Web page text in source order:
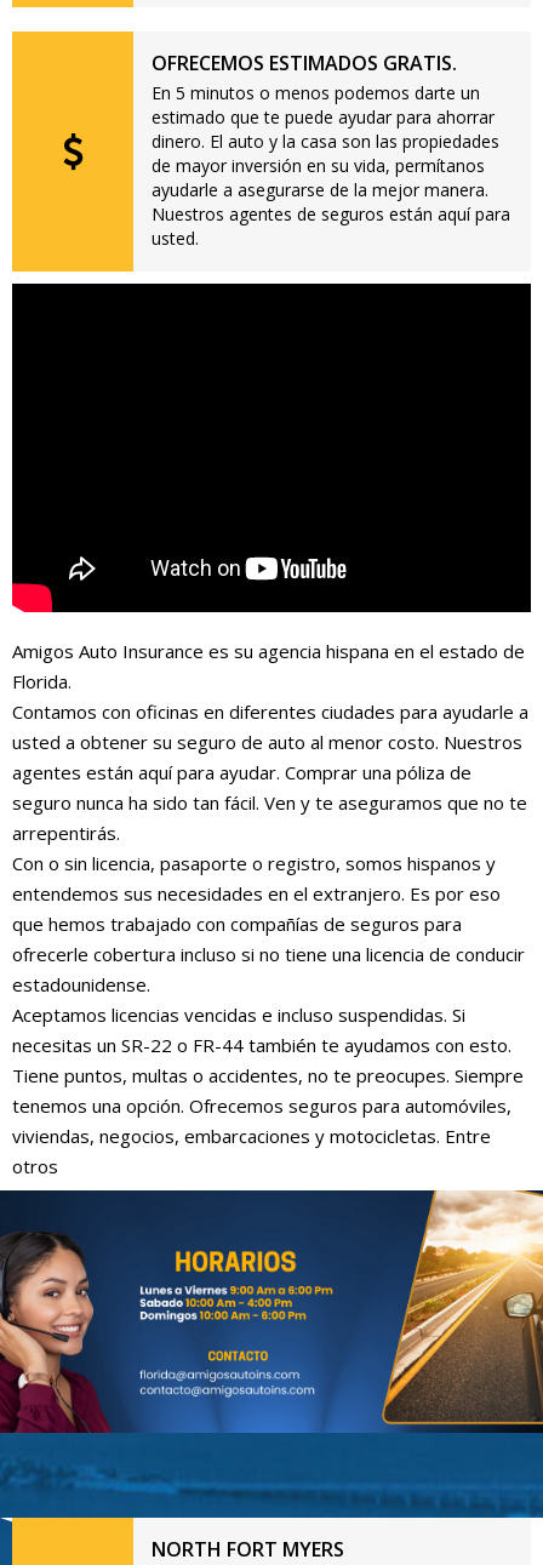
OFRECEMOS ESTIMADOS GRATIS.
En 5 minutos o menos podemos darte un
estimado que te puede ayudar para ahorrar
dinero. El auto y la casa son las propiedades
de mayor inversión en su vida, permítanos
ayudarle a asegurarse de la mejor manera.
Nuestros agentes de seguros están aquí para
usted.
Amigos Auto Insurance es su agencia hispana en el estado de
Florida.
Contamos con oficinas en diferentes ciudades para ayudarle a
usted a obtener su seguro de auto al menor costo. Nuestros
agentes están aquí para ayudar. Comprar una póliza de
seguro nunca ha sido tan fácil. Ven y te aseguramos que no te
arrepentirás.
Con o sin licencia, pasaporte o registro, somos hispanos y
entendemos sus necesidades en el extranjero. Es por eso
que hemos trabajado con compañías de seguros para
ofrecerle cobertura incluso si no tiene una licencia de conducir
estadounidense.
Aceptamos licencias vencidas e incluso suspendidas. Si
necesitas un SR-22 o FR-44 también te ayudamos con esto.
Tiene puntos, multas o accidentes, no te preocupes. Siempre
tenemos una opción. Ofrecemos seguros para automóviles,
viviendas, negocios, embarcaciones y motocicletas. Entre
otros
NORTH FORT MYERS